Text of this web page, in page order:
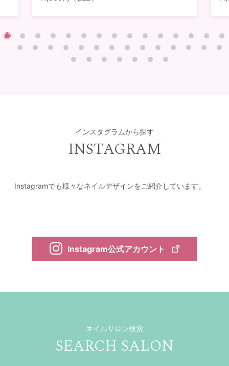
インスタグラムから探す
INSTAGRAM
Instagramでも様々なネイルデザインをご紹介しています。
Instagram公式アカウント
ネイルサロン検索
SEARCH SALON